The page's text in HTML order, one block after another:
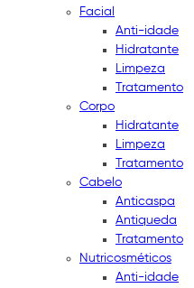
Facial
Anti-idade
Hidratante
Limpeza
Tratamento
Corpo
Hidratante
Limpeza
Tratamento
Cabelo
Anticaspa
Antiqueda
Tratamento
Nutricosméticos
Anti-idade